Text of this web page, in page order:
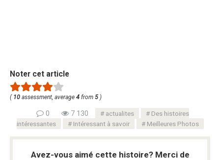
Noter cet article
( 10 assessment, average 4 from 5 )
0 7 130 actualites
Des histoires
intéressantes
Intéressant à savoir Meilleures Photos
Avez-vous aimé cette histoire? Merci de